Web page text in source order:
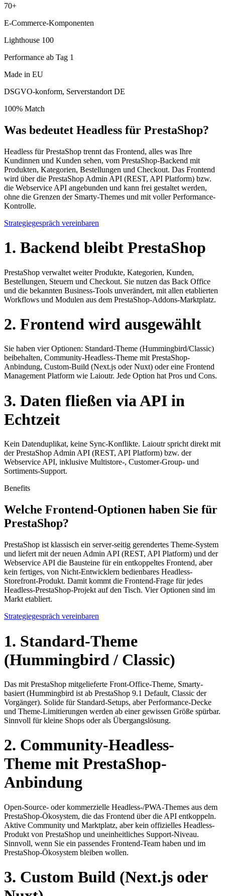
70+
E-Commerce-Komponenten
Lighthouse 100
Performance ab Tag 1
Made in EU
DSGVO-konform, Serverstandort DE
100% Match
Was bedeutet Headless für PrestaShop?
Headless für PrestaShop trennt das Frontend, alles was Ihre
Kundinnen und Kunden sehen, vom PrestaShop-Backend mit
Produkten, Kategorien, Bestellungen und Checkout. Das Frontend
wird über die PrestaShop Admin API (REST, API Platform) bzw.
die Webservice API angebunden und kann frei gestaltet werden,
ohne die Grenzen der Smarty-Themes und mit voller Performance-
Kontrolle.
Strategiegespräch vereinbaren
1. Backend bleibt PrestaShop
PrestaShop verwaltet weiter Produkte, Kategorien, Kunden,
Bestellungen, Steuern und Checkout. Sie nutzen das Back Office
und die bekannten Business-Tools unverändert, mit allen etablierten
Workflows und Modulen aus dem PrestaShop-Addons-Marktplatz.
2. Frontend wird ausgewählt
Sie haben vier Optionen: Standard-Theme (Hummingbird/Classic)
beibehalten, Community-Headless-Theme mit PrestaShop-
Anbindung, Custom-Build (Next.js oder Nuxt) oder eine Frontend
Management Platform wie Laioutr. Jede Option hat Pros und Cons.
3. Daten fließen via API in
Echtzeit
Kein Datenduplikat, keine Sync-Konflikte. Laioutr spricht direkt mit
der PrestaShop Admin API (REST, API Platform) bzw. der
Webservice API, inklusive Multistore-, Customer-Group- und
Sortiments-Support.
Benefits
Welche Frontend-Optionen haben Sie für
PrestaShop?
PrestaShop ist klassisch ein server-seitig gerendertes Theme-System
und liefert mit der neuen Admin API (REST, API Platform) und der
Webservice API die Bausteine für ein entkoppeltes Frontend, aber
kein fertiges, von Nicht-Entwicklern bedienbares Headless-
Storefront-Produkt. Damit kommt die Frontend-Frage für jedes
Headless-PrestaShop-Projekt auf den Tisch. Vier Optionen sind im
Markt etabliert.
Strategiegespräch vereinbaren
1. Standard-Theme
(Hummingbird / Classic)
Das mit PrestaShop mitgelieferte Front-Office-Theme, Smarty-
basiert (Hummingbird ist ab PrestaShop 9.1 Default, Classic der
Vorgänger). Solide für Standard-Setups, aber Performance-Decke
und Theme-Limitierungen werden ab einer gewissen Größe spürbar.
Sinnvoll für kleine Shops oder als Übergangslösung.
2. Community-Headless-
Theme mit PrestaShop-
Anbindung
Open-Source- oder kommerzielle Headless-/PWA-Themes aus dem
PrestaShop-Ökosystem, die das Frontend über die API entkoppeln.
Aktive Community und Marktplatz, aber kein offizielles Headless-
Produkt von PrestaShop und uneinheitliches Support-Niveau.
Sinnvoll, wenn Sie ein passendes Frontend-Team haben und im
PrestaShop-Ökosystem bleiben wollen.
3. Custom Build (Next.js oder